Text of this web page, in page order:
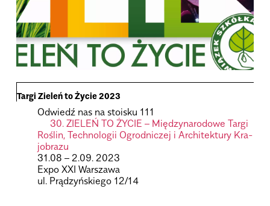
Targi Zie­leń to Życie 2023
Odwiedź nas na sto­isku 111
30. ZIELEŃ TO ŻYCIE – Mię­dzy­na­ro­dowe Targi
Roślin, Tech­no­lo­gii Ogrod­ni­czej i Archi­tek­tury Kra­
jo­brazu
31.08 – 2.09. 2023
Expo XXI War­szawa
ul. Prą­dzyń­skiego 12/14